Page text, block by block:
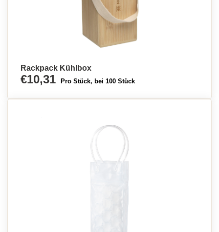
Rackpack Kühlbox
€10,31 Pro Stück, bei 100 Stück